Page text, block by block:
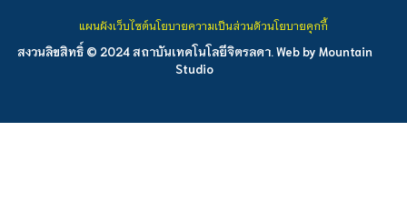
สงวนลิขสิทธิ์ © 2024 สถาบันเทคโนโลยีจิตรลดา. Web by Mountain
Studio
แผนผังเว็บไซต์นโยบายความเป็นส่วนตัวนโยบายคุกกี้